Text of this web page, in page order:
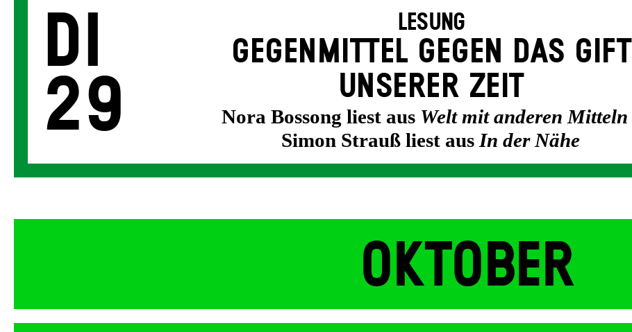
Di
29
LESUNG
GEGEN­MITTEL GEGEN DAS GIFT
UNSERER ZEIT
Nora Bossong liest aus Welt mit anderen Mitteln
Simon Strauß liest ausIn der Nähe
OKTOBER